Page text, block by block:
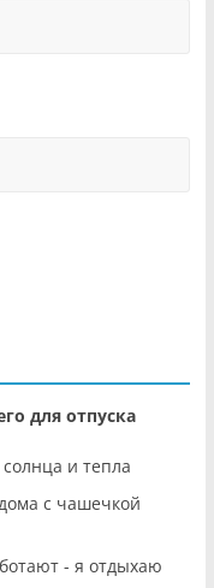
для отпуска
и тепла
с чашечкой
- я отдыхаю